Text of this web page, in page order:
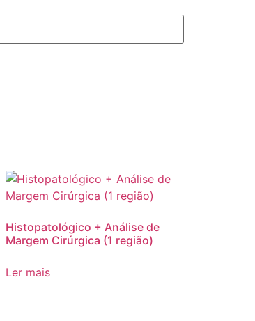
Histopatológico + Análise de
Margem Cirúrgica (1 região)
Ler mais